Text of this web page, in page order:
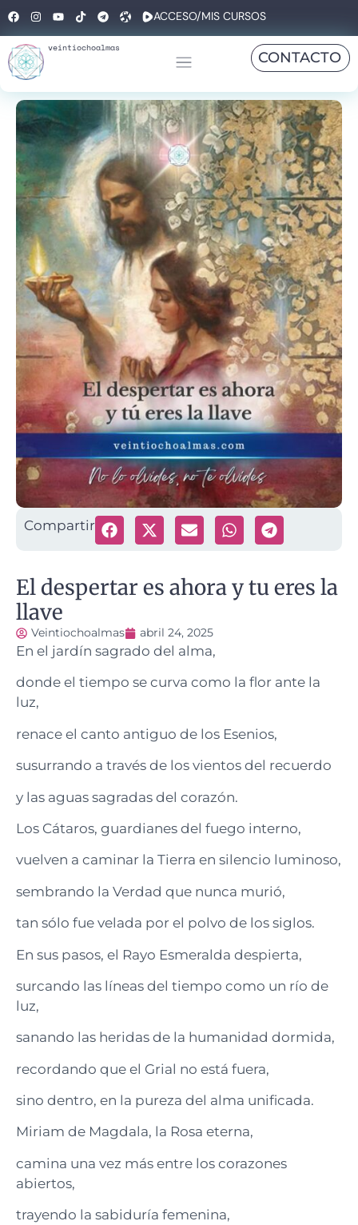
ACCESO/MIS CURSOS
veintiochoalmas
CONTACTO
Compartir
El despertar es ahora y tu eres la
llave
Veintiochoalmas abril 24, 2025
En el jardín sagrado del alma,
donde el tiempo se curva como la flor ante la
luz,
renace el canto antiguo de los Esenios,
susurrando a través de los vientos del recuerdo
y las aguas sagradas del corazón.
Los Cátaros, guardianes del fuego interno,
vuelven a caminar la Tierra en silencio luminoso,
sembrando la Verdad que nunca murió,
tan sólo fue velada por el polvo de los siglos.
En sus pasos, el Rayo Esmeralda despierta,
surcando las líneas del tiempo como un río de
luz,
sanando las heridas de la humanidad dormida,
recordando que el Grial no está fuera,
sino dentro, en la pureza del alma unificada.
Miriam de Magdala, la Rosa eterna,
camina una vez más entre los corazones
abiertos,
trayendo la sabiduría femenina,